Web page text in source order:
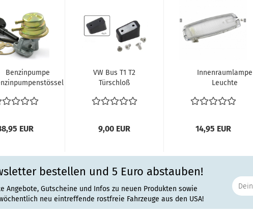
Benzinpumpe
EUR
VW Bus T1 T2
Türschloß
Gummi
9,00 EUR
Innenraumlampe
Leuchte
Innenraumleuchte...
14,95 EUR
bestellen und 5 Euro abstauben!
Angebote, Gutscheine und Infos zu neuen Produkten sowie
neu eintreffende rostfreie Fahrzeuge aus den USA!